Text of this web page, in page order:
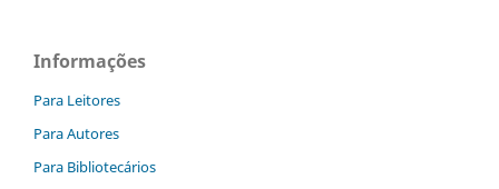
Informações
Para Leitores
Para Autores
Para Bibliotecários